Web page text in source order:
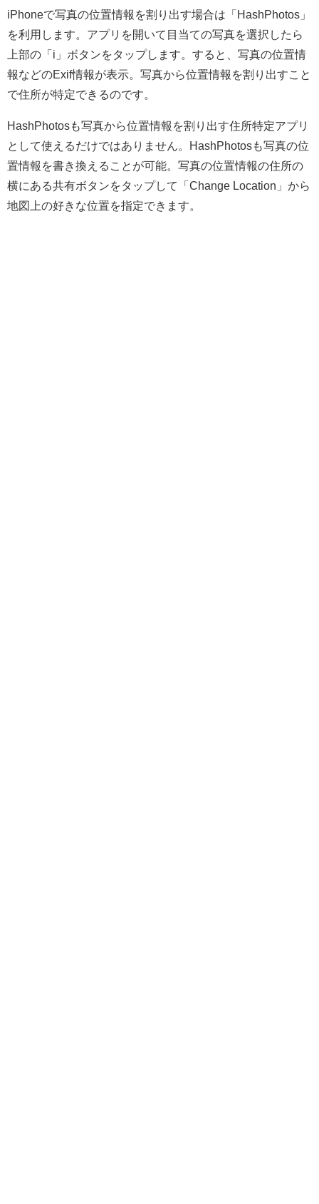
iPhoneで写真の位置情報を割り出す場合は「HashPhotos」
を利用します。アプリを開いて目当ての写真を選択したら
上部の「i」ボタンをタップします。すると、写真の位置情
報などのExif情報が表示。写真から位置情報を割り出すこと
で住所が特定できるのです。
HashPhotosも写真から位置情報を割り出す住所特定アプリ
として使えるだけではありません。HashPhotosも写真の位
置情報を書き換えることが可能。写真の位置情報の住所の
横にある共有ボタンをタップして「Change Location」から
地図上の好きな位置を指定できます。